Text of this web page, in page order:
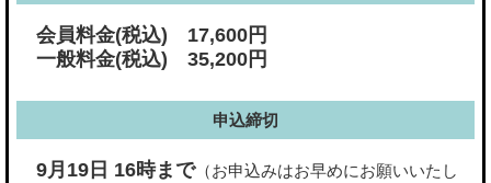
会員料金(税込) 17,600円
一般料金(税込) 35,200円
申込締切
9月19日 16時まで（お申込みはお早めにお願いいたし